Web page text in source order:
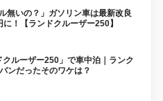
無いの？」ガソリン車は最新改良
！【ランドクルーザー250】
クルーザー250」で車中泊｜ランク
ンだったそのワケは？